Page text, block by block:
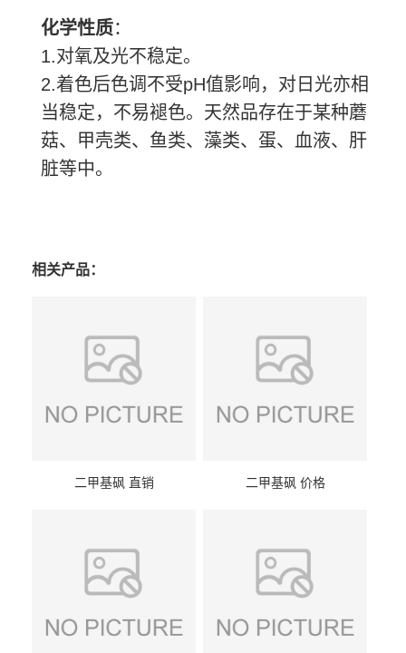
化学性质：
1.对氧及光不稳定。
2.着色后色调不受pH值影响，对日光亦相
当稳定，不易褪色。天然品存在于某种蘑
菇、甲壳类、鱼类、藻类、蛋、血液、肝
脏等中。
相关产品：
二甲基砜 直销 二甲基砜 价格